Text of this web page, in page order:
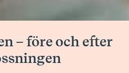
– före och efter